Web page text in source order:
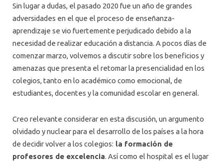
Sin lugar a dudas, el pasado 2020 fue un año de grandes
adversidades en el que el proceso de enseñanza-
aprendizaje se vio fuertemente perjudicado debido a la
necesidad de realizar educación a distancia. A pocos días de
comenzar marzo, volvemos a discutir sobre los beneficios y
amenazas que presenta el retomar la presencialidad en los
colegios, tanto en lo académico como emocional, de
estudiantes, docentes y la comunidad escolar en general.
Creo relevante considerar en esta discusión, un argumento
olvidado y nuclear para el desarrollo de los países a la hora
de decidir volver a los colegios: la formación de
profesores de excelencia. Así como el hospital es el lugar